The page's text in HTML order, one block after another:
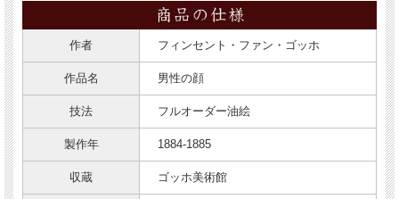
作者 フィンセント・ファン・ゴッホ
作品名 男性の顔
技法 フルオーダー油絵
製作年 1884-1885
収蔵 ゴッホ美術館